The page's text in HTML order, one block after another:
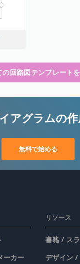
の回路図テンプレート
アグラムの
無料で始める
ーカー
リソース
書籍 / ス
デザイン /